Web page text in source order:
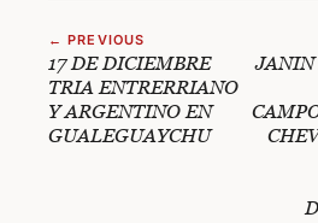
← PREVIOUS
17 DE DICIEMBRE
TRIA ENTRERRIANO
Y ARGENTINO EN
GUALEGUAYCHU
JANIN